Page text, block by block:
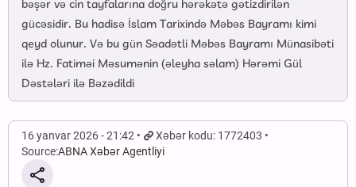
bəşər və cin tayfalarına doğru hərəkətə gətizdirilən
gücəsidir. Bu hadisə İslam Tarixində Məbəs Bayramı kimi
qeyd olunur. Və bu gün Səadətli Məbəs Bayramı Münasibəti
ilə Hz. Fatiməi Məsumənin (əleyha səlam) Hərəmi Gül
Dəstələri ilə Bəzədildi
16 yanvar 2026 - 21:42
Xəbər kodu: 1772403
Source:ABNA Xəbər Agentliyi